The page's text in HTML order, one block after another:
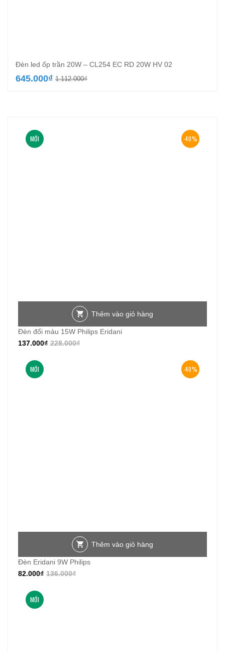
Đèn led ốp trần 20W – CL254 EC RD 20W HV 02
1.112.000₫Giá
645.000₫
Giá
-40%
MỚI
Thêm vào giỏ hàng
Đèn đổi màu 15W Philips Eridani
228.000₫
137.000₫
-40%
MỚI
Thêm vào giỏ hàng
Đèn Eridani 9W Philips
136.000₫
82.000₫
MỚI